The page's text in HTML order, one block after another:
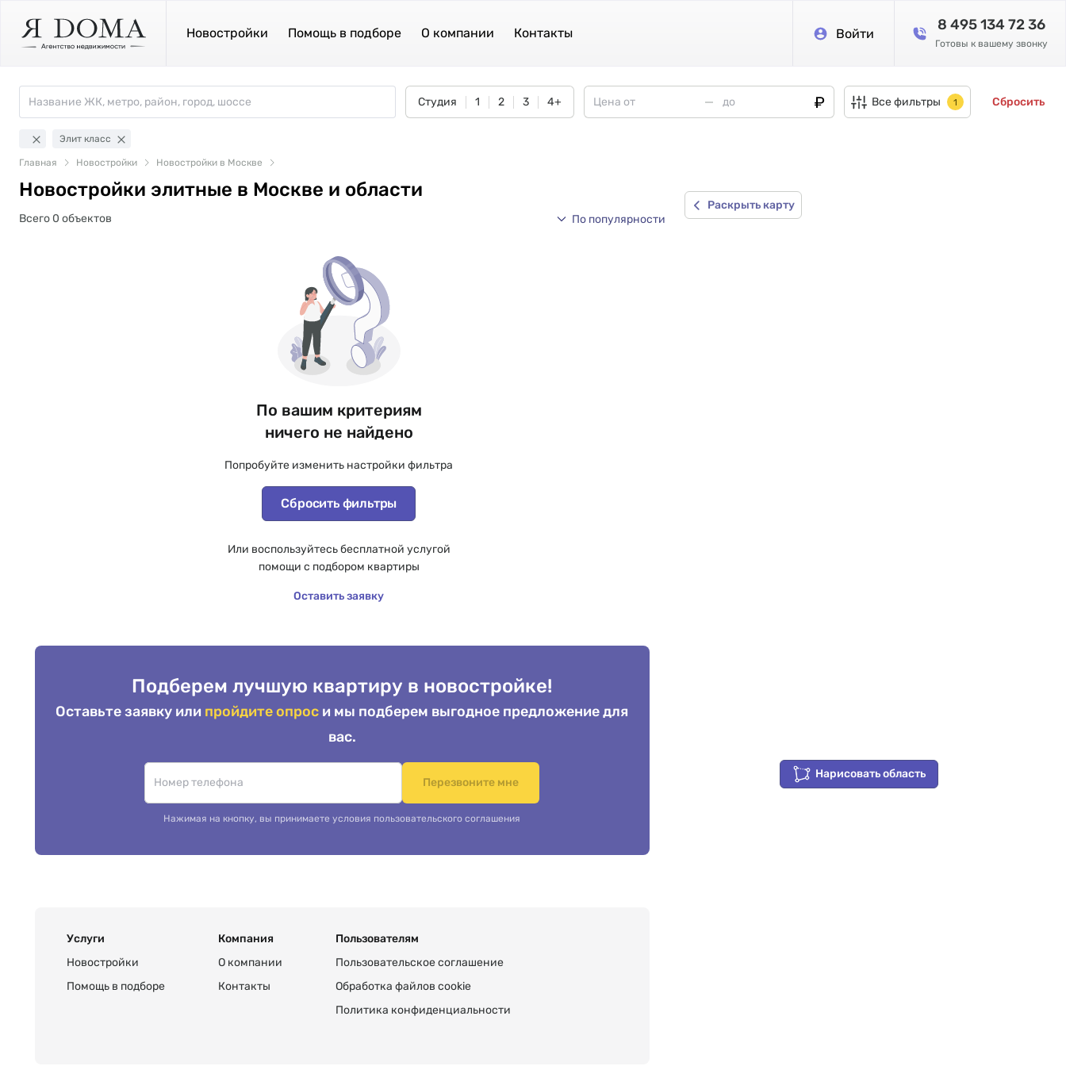
Новостройки Помощь в подборе О компании Контакты Войти
8 495 134 72 36
Готовы к вашему звонку
Студия 1 2 3 4+ Все фильтры 1 Сбросить
Элит класс
Главная Новостройки Новостройки в Москве
Нарисовать область
Раскрыть карту
Новостройки элитные в Москве и области
Всего 0 объектов По популярности
По вашим критериям
ничего не найдено
Попробуйте изменить настройки фильтра
Сбросить фильтры
Или воспользуйтесь бесплатной услугой
помощи с подбором квартиры
Оставить заявку
Подберем лучшую квартиру в новостройке!
Оставьте заявку или пройдите опрос и мы подберем выгодное предложение для
вас.
Перезвоните мне
Нажимая на кнопку, вы принимаете условия пользовательского соглашения
Услуги
Новостройки
Помощь в подборе
Компания
О компании
Контакты
Пользователям
Пользовательское соглашение
Обработка файлов cookie
Политика конфиденциальности